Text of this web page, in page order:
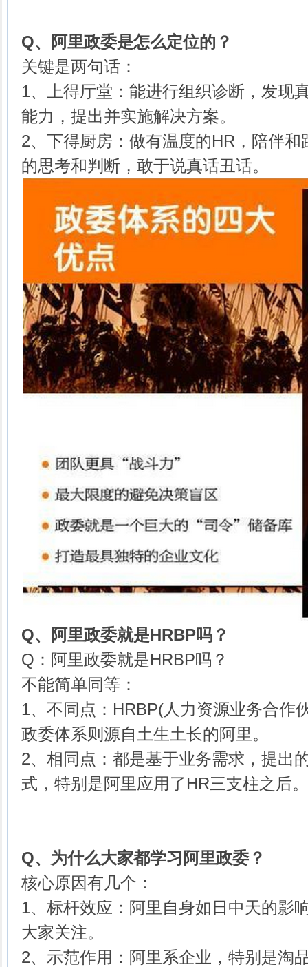
Q、
阿里政委是怎么定位的？
关键是两句话：
1、上得厅堂：能进行组织诊断，发现
能力，提出并实施解决方案。
2、下得厨房：做有温度的HR，陪伴
的思考和判断，敢于说真话丑话。
Q、
阿里政委就是HRBP吗？
Q：阿里政委就是HRBP吗？
不能简单同等：
1、不同点：HRBP(人力资源业务合作
政委体系则源自土生土长的阿里。
2、相同点：都是基于业务需求，提出
式，特别是阿里应用了HR三支柱之后。
Q、 为什么大家都学习阿里政委？
核心原因有几个：
1、标杆效应：阿里自身如日中天的影
大家关注。
2、示范作用：阿里系企业，特别是淘